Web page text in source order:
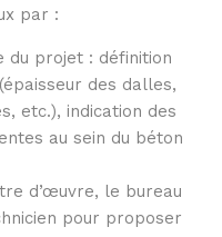
par :
du projet : définition
des dalles,
etc.), indication des
au sein du béton
d’œuvre, le bureau
pour proposer